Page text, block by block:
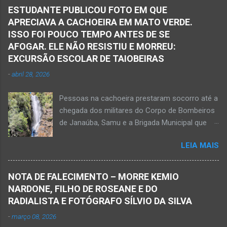
Pelotão do Corpo de Bombeiros Militar de
Janaúba seguiram para o local. Uma mulher
morreu e a outra vítima ficou gravemente
ferida e foi levada pelos socorristas do Samu
para o hospital na cidade de Monte Azul. Essa
do Suporte Aéreo Avançado de Vida (SAAV)
para unidade hospi...
ESTUDANTE PUBLICOU FOTO EM QUE
APRECIAVA A CACHOEIRA EM MATO VERDE.
ISSO FOI POUCO TEMPO ANTES DE SE
AFOGAR. ELE NÃO RESISTIU E MORREU:
EXCURSÃO ESCOLAR DE TAIOBEIRAS
-abril 28, 2026
Pessoas na cachoeira prestaram socorro até a
chegada dos militares do Corpo de Bombeiros
de Janaúba, Samu e a Brigada Municipal que
resistiu e foi a óbito Foto álbum pessoal Kauan
Pereira Alves publicou em sua rede social a
foto em que apreciava a Cachoeira Maria Rosa,
em Mato Verde, pouco tempo antes de se
afogar e depois vir a óbito nesta terça-feira, dia
LEIA MAIS
NOTA DE FALECIMENTO – MORRE KEMIO
NARDONE, FILHO DE ROSEANE E DO
RADIALISTA E FOTÓGRAFO SÍLVIO DA SILVA
-março 08, 2026